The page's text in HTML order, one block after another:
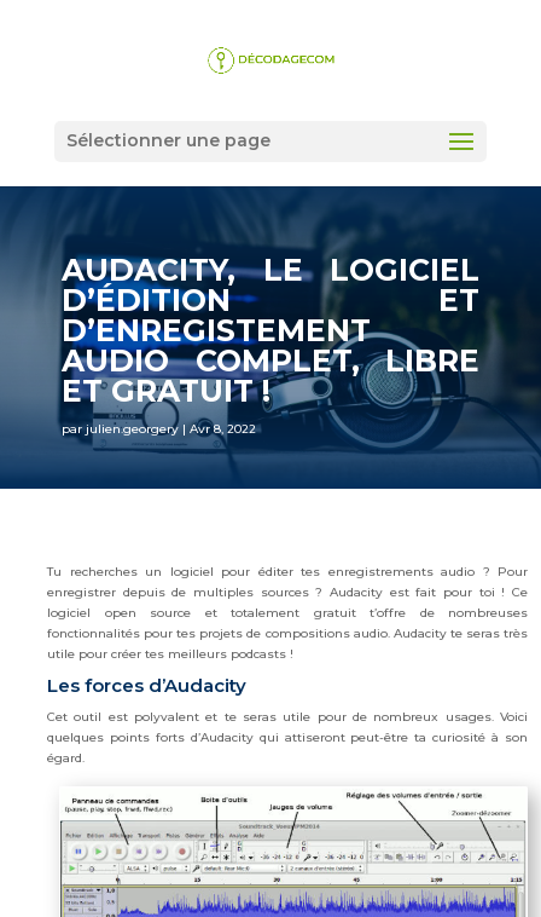
Sélectionner une page
AUDACITY, LE LOGICIEL
D’ÉDITION ET
D’ENREGISTEMENT
AUDIO COMPLET, LIBRE
ET GRATUIT !
par julien.georgery| Avr 8, 2022
Tu recherches un logiciel pour éditer tes enregistrements audio ? Pour
enregistrer depuis de multiples sources ? Audacity est fait pour toi ! Ce
logiciel open source et totalement gratuit t’offre de nombreuses
fonctionnalités pour tes projets de compositions audio. Audacity te seras très
utile pour créer tes meilleurs podcasts !
Les forces d’Audacity
Cet outil est polyvalent et te seras utile pour de nombreux usages. Voici
quelques points forts d’Audacity qui attiseront peut-être ta curiosité à son
égard.